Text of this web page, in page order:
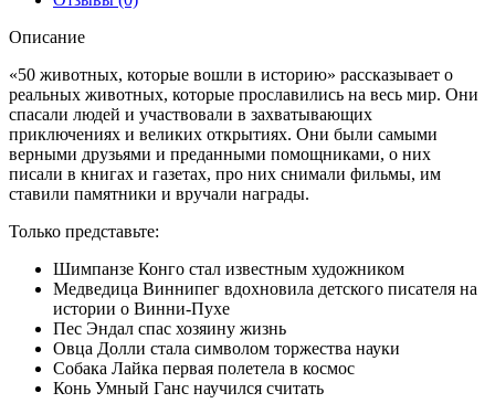
Описание
«50 животных, которые вошли в историю» рассказывает о
реальных животных, которые прославились на весь мир. Они
спасали людей и участвовали в захватывающих
приключениях и великих открытиях. Они были самыми
верными друзьями и преданными помощниками, о них
писали в книгах и газетах, про них снимали фильмы, им
ставили памятники и вручали награды.
Только представьте:
Шимпанзе Конго стал известным художником
Медведица Виннипег вдохновила детского писателя на
истории о Винни-Пухе
Пес Эндал спас хозяину жизнь
Овца Долли стала символом торжества науки
Собака Лайка первая полетела в космос
Конь Умный Ганс научился считать